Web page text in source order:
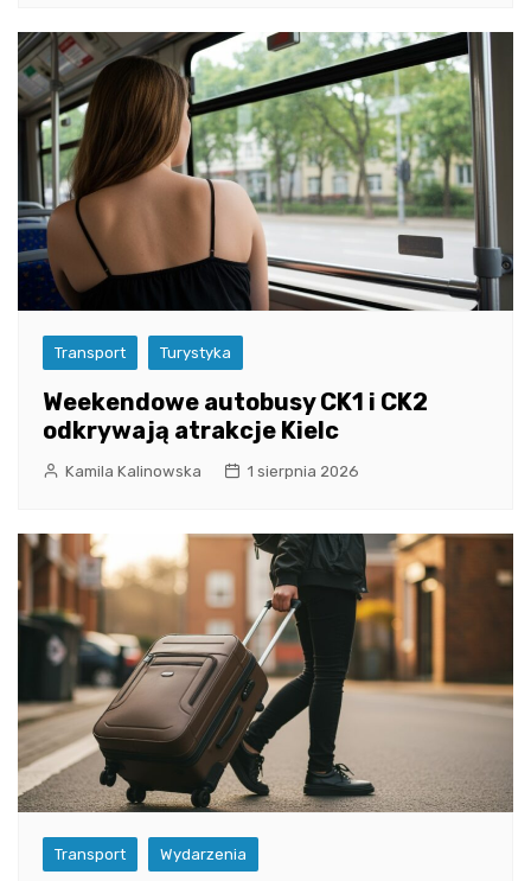
Transport Turystyka
Weekendowe autobusy CK1 i CK2
odkrywają atrakcje Kielc
Kamila Kalinowska 1 sierpnia 2026
Transport Wydarzenia